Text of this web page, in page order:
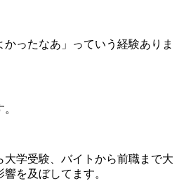
ったなあ」っていう経験ありま
学受験、バイトから前職まで大
を及ぼしてます。